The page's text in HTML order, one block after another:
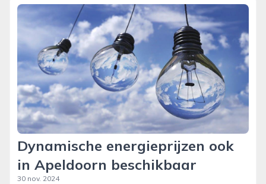
Dynamische energieprijzen ook
in Apeldoorn beschikbaar
30 nov. 2024